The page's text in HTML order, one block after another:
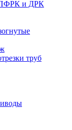
ПФРК и ДРК
труб